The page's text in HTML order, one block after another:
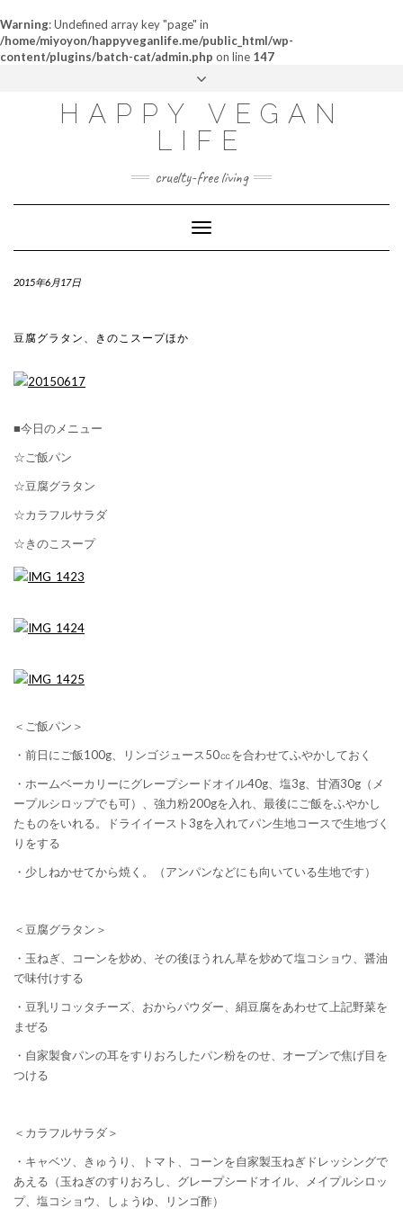
Warning: Undefined array key "page" in
/home/miyoyon/happyveganlife.me/public_html/wp-
content/plugins/batch-cat/admin.php on line 147
ABOUT
MY STORY
CONTACT
HAPPY VEGAN
LIFE
cruelty-free living
Toggle
Navigation
2015年6月17日
豆腐グラタン、きのこスープほか
■今日のメニュー
☆ご飯パン
☆豆腐グラタン
☆カラフルサラダ
☆きのこスープ
＜ご飯パン＞
・前日にご飯100g、リンゴジュース50㏄を合わせてふやかしておく
・ホームベーカリーにグレープシードオイル40g、塩3g、甘酒30g（メ
ープルシロップでも可）、強力粉200gを入れ、最後にご飯をふやかし
たものをいれる。ドライイースト3gを入れてパン生地コースで生地づく
りをする
・少しねかせてから焼く。（アンパンなどにも向いている生地です）
＜豆腐グラタン＞
・玉ねぎ、コーンを炒め、その後ほうれん草を炒めて塩コショウ、醤油
で味付けする
・豆乳リコッタチーズ、おからパウダー、絹豆腐をあわせて上記野菜を
まぜる
・自家製食パンの耳をすりおろしたパン粉をのせ、オーブンで焦げ目を
つける
＜カラフルサラダ＞
・キャベツ、きゅうり、トマト、コーンを自家製玉ねぎドレッシングで
あえる（玉ねぎのすりおろし、グレープシードオイル、メイプルシロッ
プ、塩コショウ、しょうゆ、リンゴ酢）